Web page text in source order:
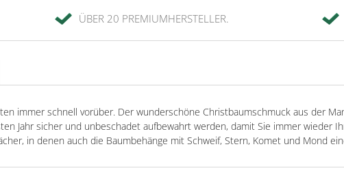
ÜBER 20 PREMIUMHERSTELLER.
immer schnell vorüber. Der wunderschöne Christbaumschmuck aus der
Jahr sicher und unbeschadet aufbewahrt werden, damit Sie immer wieder
in denen auch die Baumbehänge mit Schweif, Stern, Komet und Mond